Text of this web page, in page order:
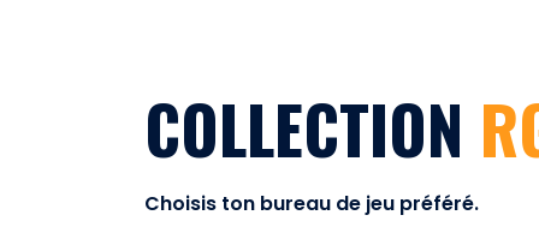
COLLECTION
Choisis ton bureau de jeu préféré.